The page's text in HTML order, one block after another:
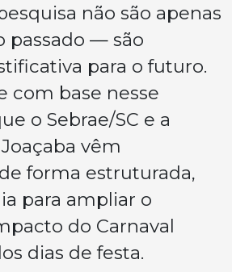
não são apenas
passado — são
para o futuro.
com base nesse
o Sebrae/SC e a
vêm
forma estruturada,
para ampliar o
do Carnaval
dias de festa.